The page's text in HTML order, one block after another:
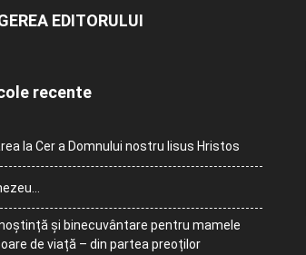
EDITORULUI
recente
la Cer a Domnului nostru Iisus Hristos
și binecuvântare pentru mamele
de viață – din partea preoților